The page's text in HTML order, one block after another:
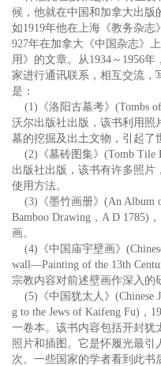
候，他就在中国和加拿大出版
如1919年他在上海《教务杂
927年在加拿大《中国杂志》
用》的文章。从1934～1956
家进行通讯联系，相互交流，
是：
(1)《洛阳古墓考》(Tombs
沃尔出版社出版，该书利用照
墓的挖掘及出土文物，引起了
(2)《墓砖图集》(Tomb Tile
出版社出版，该书有许多照片
使用方法。
(3)《墨竹画册》(An Album
Bamboo Drawing，A D 1785)
画。
(4)《中国庙宇壁画》
wall—Painting of the 13th
宗教内容对前述壁画作深入的
(5)《中国犹太人》(Chinese
g to the Jews of Kaifeng Fu)，
一卷本。该书内容包括开封犹
照片和插图。它是怀履光最
次。一些国家的学者看到此书